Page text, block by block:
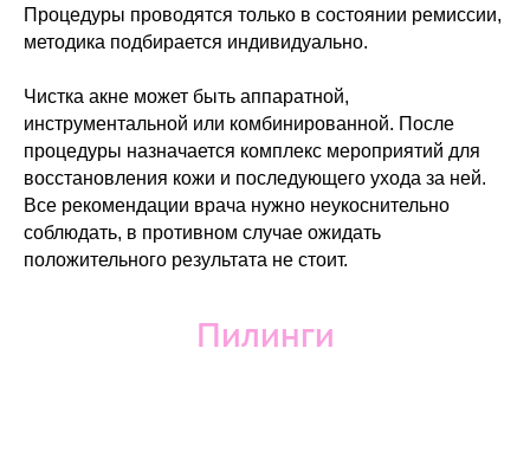
Процедуры проводятся только в состоянии ремиссии,
методика подбирается индивидуально.
Чистка акне может быть аппаратной,
инструментальной или комбинированной. После
процедуры назначается комплекс мероприятий для
восстановления кожи и последующего ухода за ней.
Все рекомендации врача нужно неукоснительно
соблюдать, в противном случае ожидать
положительного результата не стоит.
Пилинги